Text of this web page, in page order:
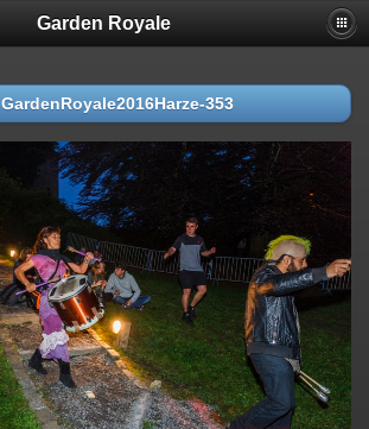
Garden Royale
GardenRoyale2016Harze-353